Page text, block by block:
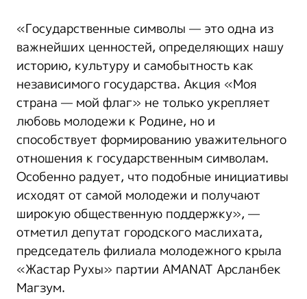
«Государственные символы — это одна из
важнейших ценностей, определяющих нашу
историю, культуру и самобытность как
независимого государства. Акция «Моя
страна — мой флаг» не только укрепляет
любовь молодежи к Родине, но и
способствует формированию уважительного
отношения к государственным символам.
Особенно радует, что подобные инициативы
исходят от самой молодежи и получают
широкую общественную поддержку», —
отметил депутат городского маслихата,
председатель филиала молодежного крыла
«Жастар Рухы» партии AMANAT Арсланбек
Магзум.